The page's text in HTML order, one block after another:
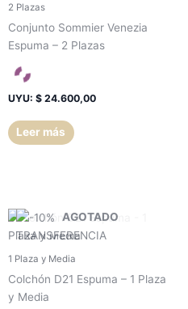
2 Plazas
Conjunto Sommier Venezia
Espuma – 2 Plazas
UYU: $ 24.600,00
Leer más
AGOTADO
1 Plaza y Media
Colchón D21 Espuma – 1 Plaza
y Media